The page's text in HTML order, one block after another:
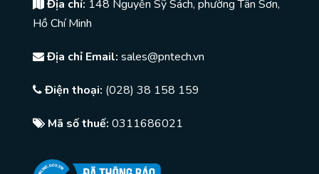
Địa chỉ: 148 Nguyễn Sỹ Sách, phường Tân Sơn,
Hồ Chí Minh
Địa chỉ Email: sales@pntech.vn
Điện thoại: (028) 38 158 159
Mã số thuế: 0311686021